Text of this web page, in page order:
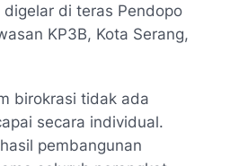
di teras Pendopo
KP3B, Kota Serang,
birokrasi tidak ada
secara individual.
pembangunan